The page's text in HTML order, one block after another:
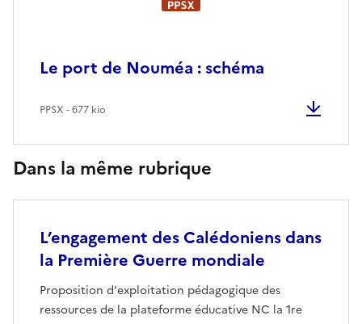
Le port de Nouméa : schéma
PPSX - 677 kio
Dans la même rubrique
L’engagement des Calédoniens dans
la Première Guerre mondiale
Proposition d'exploitation pédagogique des
ressources de la plateforme éducative NC la 1re